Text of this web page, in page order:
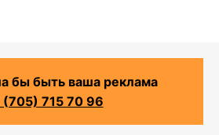
бы быть ваша реклама
(705) 715 70 96